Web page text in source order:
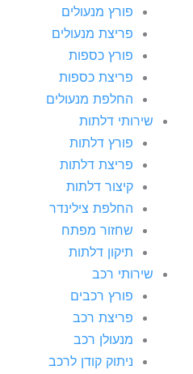
פורץ מנעולים
פריצת מנעולים
פורץ כספות
פריצת כספות
החלפת מנעולים
שירותי דלתות
פורץ דלתות
פריצת דלתות
קיצור דלתות
החלפת צילינדר
שחזור מפתח
תיקון דלתות
שירותי רכב
פורץ רכבים
פריצת רכב
מנעולן רכב
ניתוק קודן לרכב